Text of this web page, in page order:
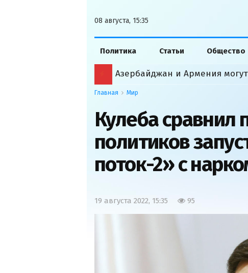
08 августа, 15:35
Политика Статьи Общество
Главная Мир
Кулеба
политиков
поток-2» с
19 августа 2022, 15:35 95